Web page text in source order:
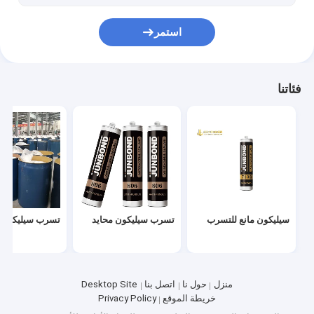
استمر
فئاتنا
سيليكون مانع للتسرب تسرب سيليكون محايد تسرب سيليكون
منزل حول نا اتصل بنا
Desktop Site
خريطة الموقع
Privacy Policy